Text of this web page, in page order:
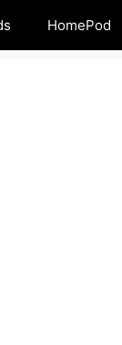
HomePod